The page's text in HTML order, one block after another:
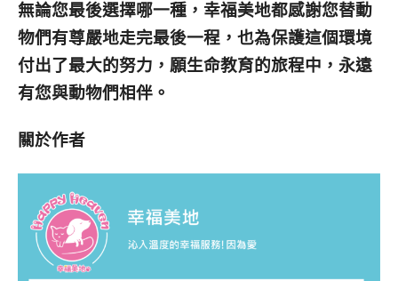
無論您最後選擇哪一種，幸福美地都感謝您替動
物們有尊嚴地走完最後一程，也為保護這個環境
付出了最大的努力，願生命教育的旅程中，永遠
有您與動物們相伴。
關於作者